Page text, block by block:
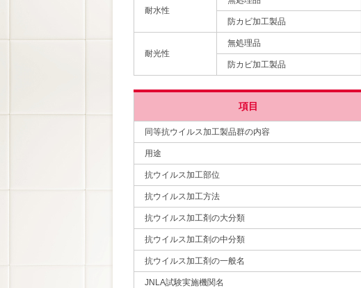
耐水性
防カビ加工製品
耐光性
無処理品
防カビ加工製品
項目
同等抗ウイルス加工製品群の内容
用途
抗ウイルス加工部位
抗ウイルス加工方法
抗ウイルス加工剤の大分類
抗ウイルス加工剤の中分類
抗ウイルス加工剤の一般名
JNLA試験実施機関名